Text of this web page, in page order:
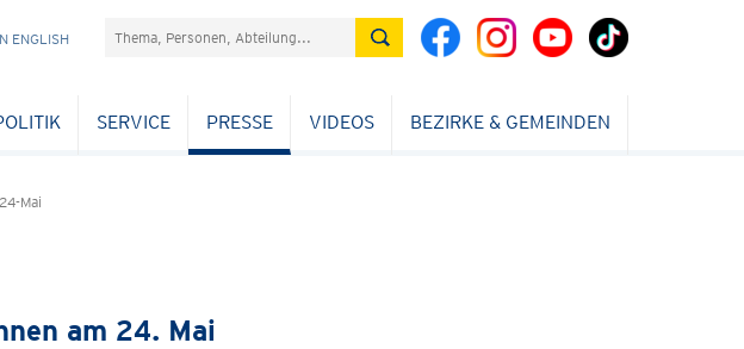
ENGLISH Suchefeld
SERVICE PRESSE VIDEOS BEZIRKE & GEMEINDEN
Mai
am 24. Mai